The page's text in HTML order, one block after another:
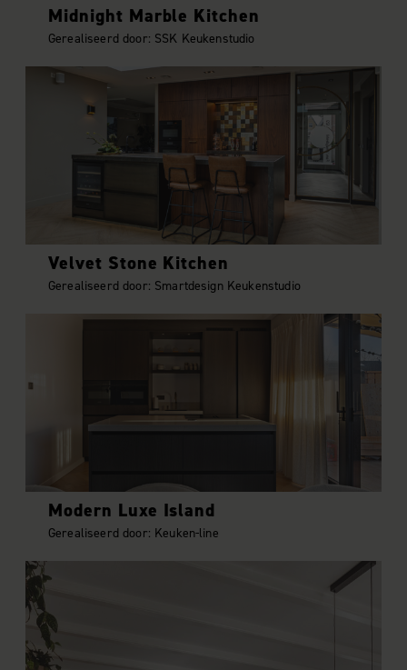
Midnight Marble Kitchen
Gerealiseerd door: SSK Keukenstudio
Velvet Stone Kitchen
Gerealiseerd door: Smartdesign Keukenstudio
Modern Luxe Island
Gerealiseerd door: Keuken-line